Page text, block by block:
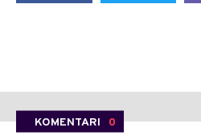
KOMENTARI 0